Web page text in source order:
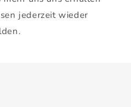
jederzeit wieder